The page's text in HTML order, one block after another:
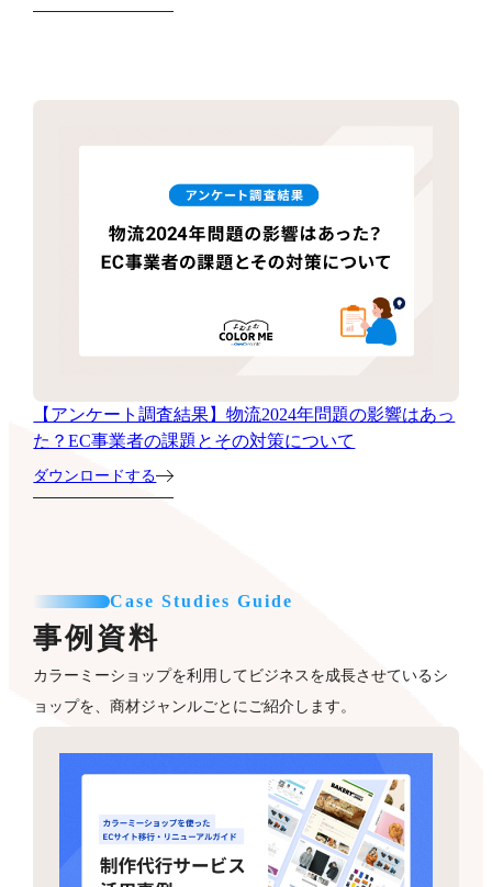
【アンケート調査結果】物流2024年問題の影響はあっ
た？EC事業者の課題とその対策について
ダウンロードする
Case Studies Guide
事例資料
カラーミーショップを利用してビジネスを成長させているシ
ョップを、商材ジャンルごとにご紹介します。